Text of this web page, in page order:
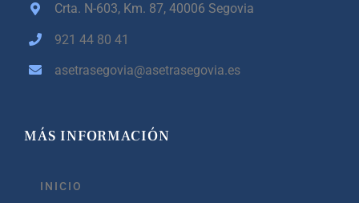
Crta. N-603, Km. 87,40006 Segovia
921 44 80 41
asetrasegovia@asetrasegovia.es
MÁS INFORMACIÓN
INICIO